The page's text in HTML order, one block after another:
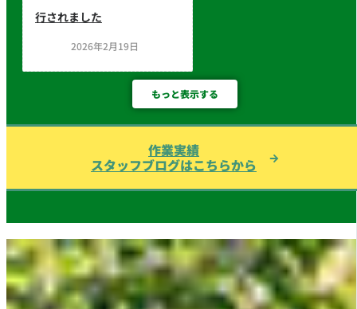
行されました
2026年2月19日
もっと表示する
作業実績
スタッフブログはこちらから